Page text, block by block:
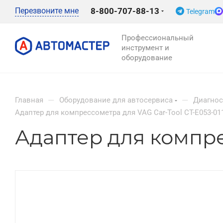
Перезвоните мне 8-800-707-88-13 Telegram
Профессиональный
инструмент и
оборудование
Главная — Оборудование для автосервиса —
Адаптер для компрессометра для VAG Car-Tool CT-E053-
Адаптер для